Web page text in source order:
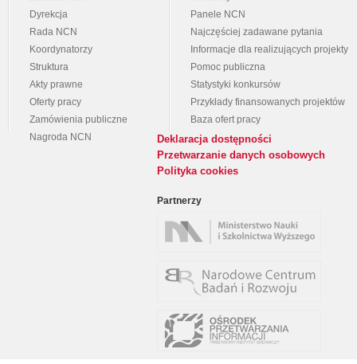
Dyrekcja
Rada NCN
Koordynatorzy
Struktura
Akty prawne
Oferty pracy
Zamówienia publiczne
Nagroda NCN
Panele NCN
Najczęściej zadawane pytania
Informacje dla realizujących projekty
Pomoc publiczna
Statystyki konkursów
Przykłady finansowanych projektów
Baza ofert pracy
Deklaracja dostępności
Przetwarzanie danych osobowych
Polityka cookies
Partnerzy